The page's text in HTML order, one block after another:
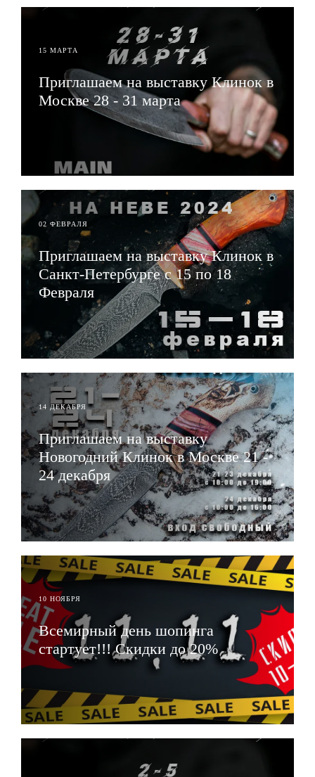
15 МАРТА
Приглашаем на выставку Клинок в
Москве 28 - 31 марта
02 ФЕВРАЛЯ
Приглашаем на выставку Клинок в
Санкт-Петербурге с 15 по 18
Февраля
ЧИТАТЬ
14 ДЕКАБРЯ
Приглашаем на выставку
Новогодний Клинок в Москве 21 -
24 декабря
ЧИТАТЬ
10 НОЯБРЯ
Всемирный день шопинга
стартует!!! Скидки до 20%
ЧИТАТЬ